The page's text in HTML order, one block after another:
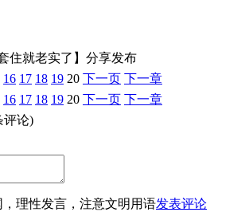
住就老实了】分享发布
16 17 18 19 20 下一页 下一章
16 17 18 19 20 下一页 下一章
评论)
理性发言，注意文明用语发表评论